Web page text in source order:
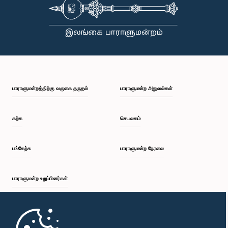
கௌரவ பியங்கர ஜயரத்ன, பா.உ.
பாராளுமன்றத்திற்கு வருகை தருதல்
கற்க
பங்கேற்க
பாராளுமன்ற உறுப்பினர்கள்
முதற்பக்கம்
பாராளுமன்ற அலுவல்கள்
செயலகம்
பாராளுமன்ற நேரலை